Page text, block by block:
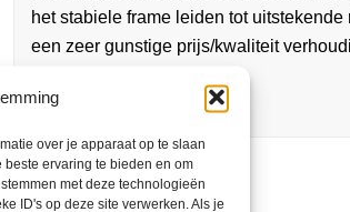
over je apparaat op te slaan
ervaring te bieden en om
met deze technologieën
ID's op deze site verwerken. Als je
het stabiele frame leiden tot
een zeer gunstige prijs/kwaliteit